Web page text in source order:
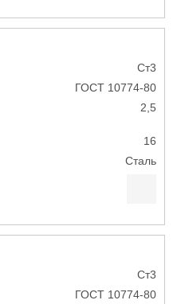
Ст3
ГОСТ 10774-80
2,5
16
Сталь
Ст3
ГОСТ 10774-80